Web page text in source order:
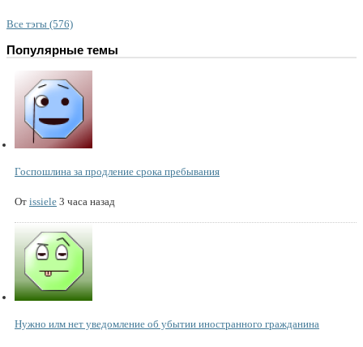
Все тэгы (576)
Популярные темы
Госпошлина за продление срока пребывания
От issiele 3 часа назад
Нужно илм нет уведомление об убытии иностранного гражданина